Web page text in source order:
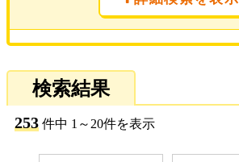
検索結果
253 件中 1～20件を表示